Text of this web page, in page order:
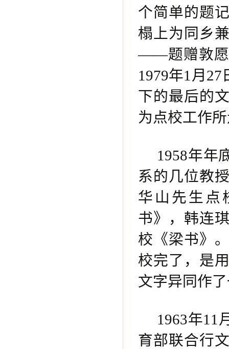
个简单的题
榻上为同乡
——题赠敦愿
1979年1月
下的最后的
为点校工作
1958年年
系的几位教
华山先生点
书》，韩连
校《梁书》
校完了，是
文字异同作
1963年11
育部联合行